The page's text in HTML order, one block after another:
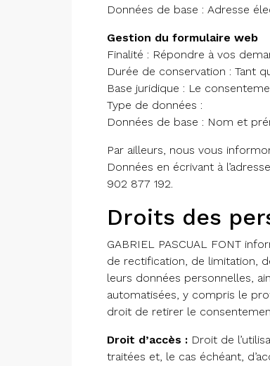
Données de base : Adresse
Gestion du formulaire web
Finalité : Répondre à vos
Durée de conservation : Tant
Base juridique : Le
Type de données :
Données de base : Nom et
Par ailleurs, nous vous
Données en écrivant à
902 877 192.
Droits des
GABRIEL PASCUAL FONT
de rectification, de limitation,
leurs données personnelles,
automatisées, y compris le
droit de retirer le
Droit d’accès : Droit de
traitées et, le cas échéant,